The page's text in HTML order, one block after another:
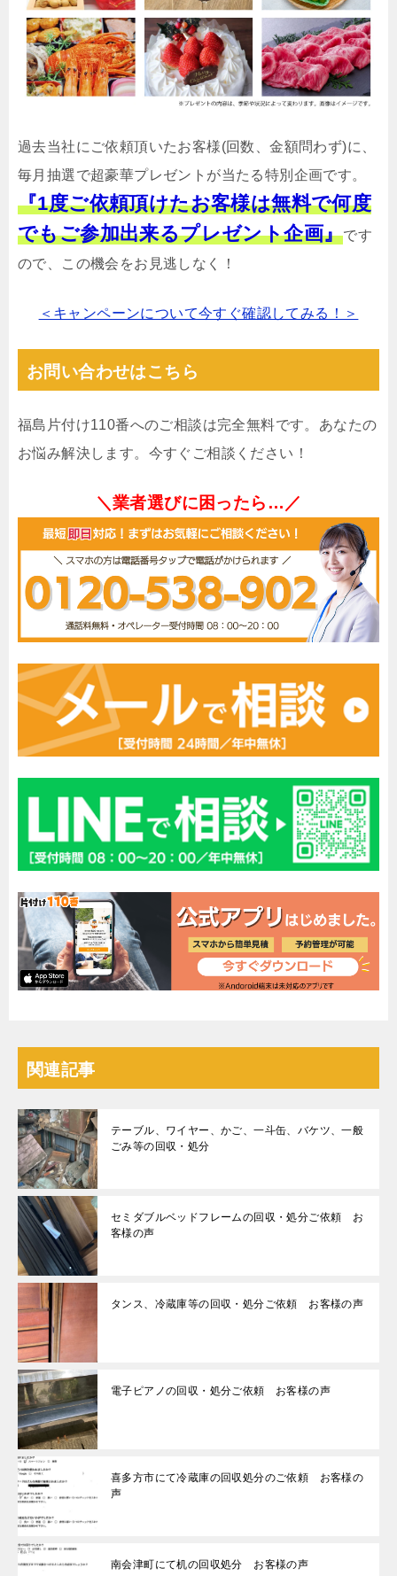
過去当社にご依頼頂いたお客様(回数、金額問わず)に、
毎月抽選で超豪華プレゼントが当たる特別企画です。
『1度ご依頼頂けたお客様は無料で何度
でもご参加出来るプレゼント企画』です
ので、この機会をお見逃しなく！
＜キャンペーンについて今すぐ確認してみる！＞
お問い合わせはこちら
福島片付け110番へのご相談は完全無料です。あなたの
お悩み解決します。今すぐご相談ください！
＼業者選びに困ったら…／
関連記事
テーブル、ワイヤー、かご、一斗缶、バケツ、一般
ごみ等の回収・処分
セミダブルベッドフレームの回収・処分ご依頼 お
客様の声
タンス、冷蔵庫等の回収・処分ご依頼 お客様の声
電子ピアノの回収・処分ご依頼 お客様の声
喜多方市にて冷蔵庫の回収処分のご依頼 お客様の
声
南会津町にて机の回収処分 お客様の声